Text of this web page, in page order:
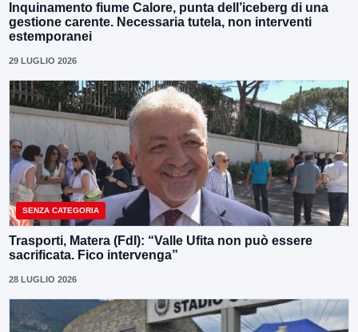
Inquinamento fiume Calore, punta dell’iceberg di una
gestione carente. Necessaria tutela, non interventi
estemporanei
29 LUGLIO 2026
SENZA CATEGORIA
Trasporti, Matera (FdI): “Valle Ufita non può essere
sacrificata. Fico intervenga”
28 LUGLIO 2026